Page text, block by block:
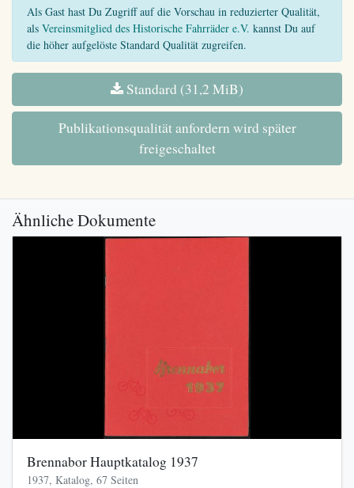
Als Gast hast Du Zugriff auf die Vorschau in reduzierter Qualität,
als Vereinsmitglied des Historische Fahrräder e.V. kannst Du auf
die höher aufgelöste Standard Qualität zugreifen.
Standard (31,2 MiB)
Publikationsqualität anfordern wird später
freigeschaltet
Ähnliche Dokumente
Brennabor Hauptkatalog 1937
1937, Katalog, 67 Seiten